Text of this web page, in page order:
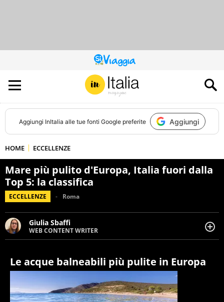
QUESTO
SITO
CONTRIBUISCE
ALL’AUDIENCE
DI
Aggiungi InItalia alle tue fonti Google preferite Aggiungi
HOME ECCELLENZE
Mare più pulito d'Europa, Italia fuori dalla
Top 5: la classifica
ECCELLENZE Roma
Giulia Sbaffi
WEB CONTENT WRITER
Web content writer appassionata di belle storie e di
natura, le piace tenersi informata su ciò che accade
intorno a lei.
Le acque balneabili più pulite in Europa